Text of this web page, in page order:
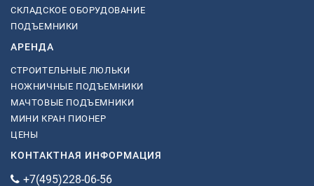
СКЛАДСКОЕ ОБОРУДОВАНИЕ
ПОДЪЕМНИКИ
АРЕНДА
СТРОИТЕЛЬНЫЕ ЛЮЛЬКИ
НОЖНИЧНЫЕ ПОДЪЕМНИКИ
МАЧТОВЫЕ ПОДЪЕМНИКИ
МИНИ КРАН ПИОНЕР
ЦЕНЫ
КОНТАКТНАЯ ИНФОРМАЦИЯ
+7(495)228-06-56